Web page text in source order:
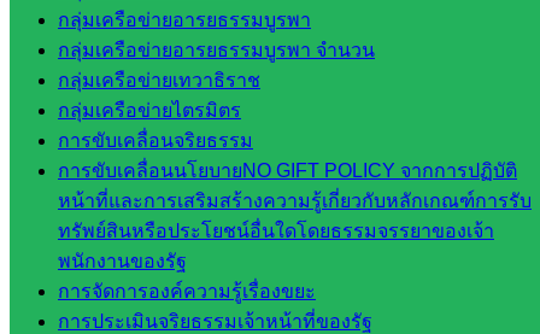
กลุ่มเครือข่ายอารยธรรมบูรพา
กลุ่มเครือข่ายอารยธรรมบูรพา จำนวน
กลุ่มเครือข่ายเทวาธิราช
กลุ่มเครือข่ายไตรมิตร
การขับเคลื่อนจริยธรรม
การขับเคลื่อนนโยบายNO GIFT POLICY จากการปฏิบัติ
หน้าที่และการเสริมสร้างความรู้เกี่ยวกับหลักเกณฑ์การรับ
ทรัพย์สินหรือประโยชน์อื่นใดโดยธรรมจรรยาของเจ้า
พนักงานของรัฐ
การจัดการองค์ความรู้เรื่องขยะ
การประเมินจริยธรรมเจ้าหน้าที่ของรัฐ
บริหาร
งานงาน
เงินและ
สินทรัพย์
กลุ่มน
โยบาย
และแผน
กลุ่มส่ง
เสริมการ
จัดการ
ศึกษา